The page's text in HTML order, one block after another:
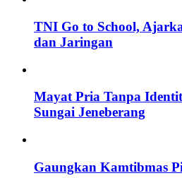
TNI Go to School,
dan Jaringan
Mayat Pria Tanpa
Sungai Jeneberang
Gaungkan Kamtibmas